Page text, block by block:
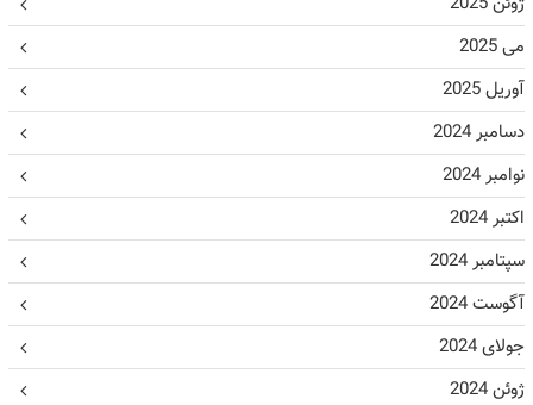
می 2025
آوریل 2025
دسامبر 2024
نوامبر 2024
اکتبر 2024
سپتامبر 2024
آگوست 2024
جولای 2024
ژوئن 2024